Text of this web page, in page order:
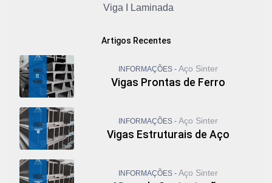
Viga I Laminada
Viga I Preço
Viga I Preço por Kg
Viga I Preço por Metro
Viga Metálica Preço
Viga U Aço
Viga U de Ferro
Viga U Laminado
Vigas Galvanizadas
Artigos Recentes
INFORMAÇÕES - Aço Sinter
Vigas Prontas de Ferro
INFORMAÇÕES - Aço Sinter
Vigas Estruturais de Aço
INFORMAÇÕES - Aço Sinter